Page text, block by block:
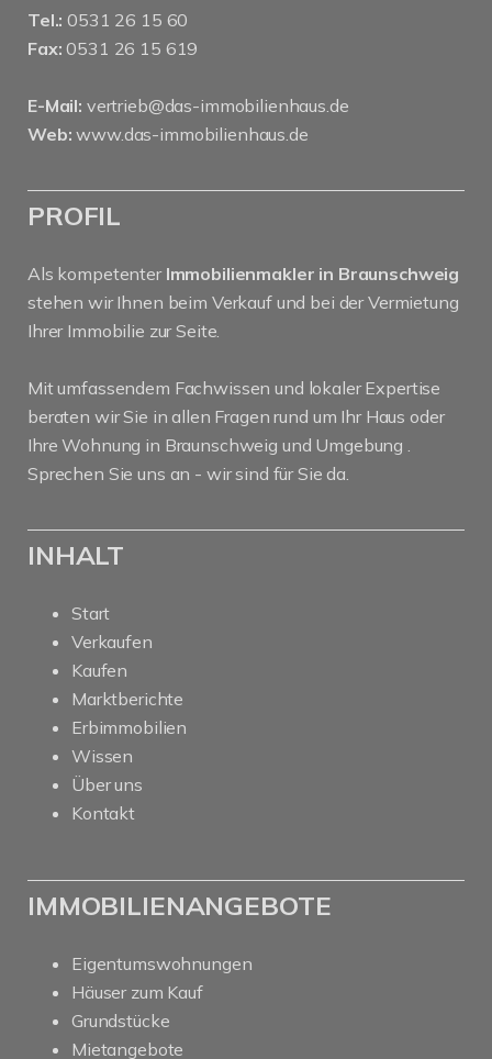
Tel.: 0531 26 15 60
Fax: 0531 26 15 619
E-Mail: vertrieb@das-immobilienhaus.de
Web: www.das-immobilienhaus.de
PROFIL
Als kompetenter Immobilienmakler in Braunschweig
stehen wir Ihnen beim Verkauf und bei der Vermietung
Ihrer Immobilie zur Seite.
Mit umfassendem Fachwissen und lokaler Expertise
beraten wir Sie in allen Fragen rund um Ihr Haus oder
Ihre Wohnung in Braunschweig und Umgebung .
Sprechen Sie uns an - wir sind für Sie da.
INHALT
Start
Verkaufen
Kaufen
Marktberichte
Erbimmobilien
Wissen
Über uns
Kontakt
IMMOBILIENANGEBOTE
Eigentumswohnungen
Häuser zum Kauf
Grundstücke
Mietangebote